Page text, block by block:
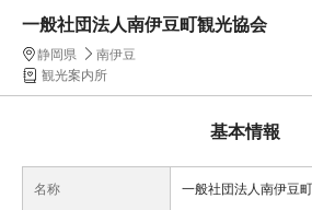
一般社団法人南伊豆町観光協会
静岡県
南伊豆
観光案内所
基本情報
名称 一般社団法人南伊豆